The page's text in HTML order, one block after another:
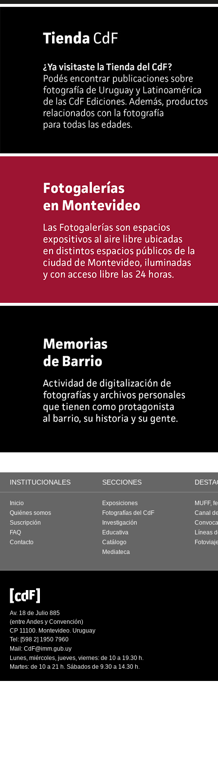
INSTITUCIONALES SECCIONES
Inicio
Quiénes somos
Suscripción
FAQ
Contacto
Exposiciones
Fotografías del CdF
Investigación
Educativa
Catálogo
Mediateca
MUFF,
Canal
Líneas
Av. 18 de Julio 885
(entre Andes y Convención)
CP 11100. Montevideo. Uruguay
Tel: [598 2] 1950 7960
Mail: CdF@imm.gub.uy
Lunes, miércoles, jueves, viernes: de 10 a 19.30 h.
Martes: de 10 a 21 h. Sábados de 9.30 a 14.30 h.